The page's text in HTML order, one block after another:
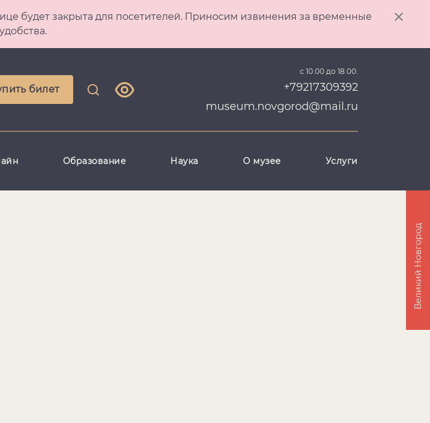
будет закрыта для посетителей. Приносим извинения за временные
билет
с 10.00 до 18.00.
+79217309392
museum.novgorod@mail.ru
Образование Наука О музее Услуги
Великий Новгород